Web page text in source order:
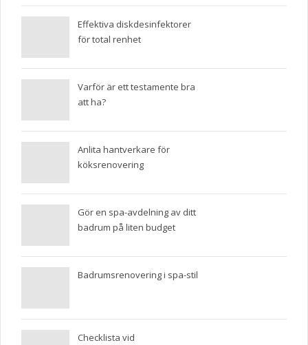
Effektiva diskdesinfektorer
för total renhet
Varför är ett testamente bra
att ha?
Anlita hantverkare för
köksrenovering
Gör en spa-avdelning av ditt
badrum på liten budget
Badrumsrenovering i spa-stil
Checklista vid